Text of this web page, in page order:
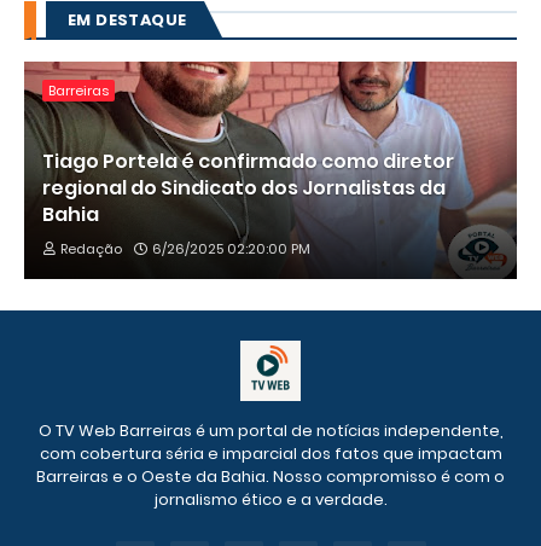
EM DESTAQUE
Barreiras
Tiago Portela é confirmado como diretor
regional do Sindicato dos Jornalistas da
Bahia
Redação 6/26/2025 02:20:00 PM
O TV Web Barreiras é um portal de notícias independente,
com cobertura séria e imparcial dos fatos que impactam
Barreiras e o Oeste da Bahia. Nosso compromisso é com o
jornalismo ético e a verdade.